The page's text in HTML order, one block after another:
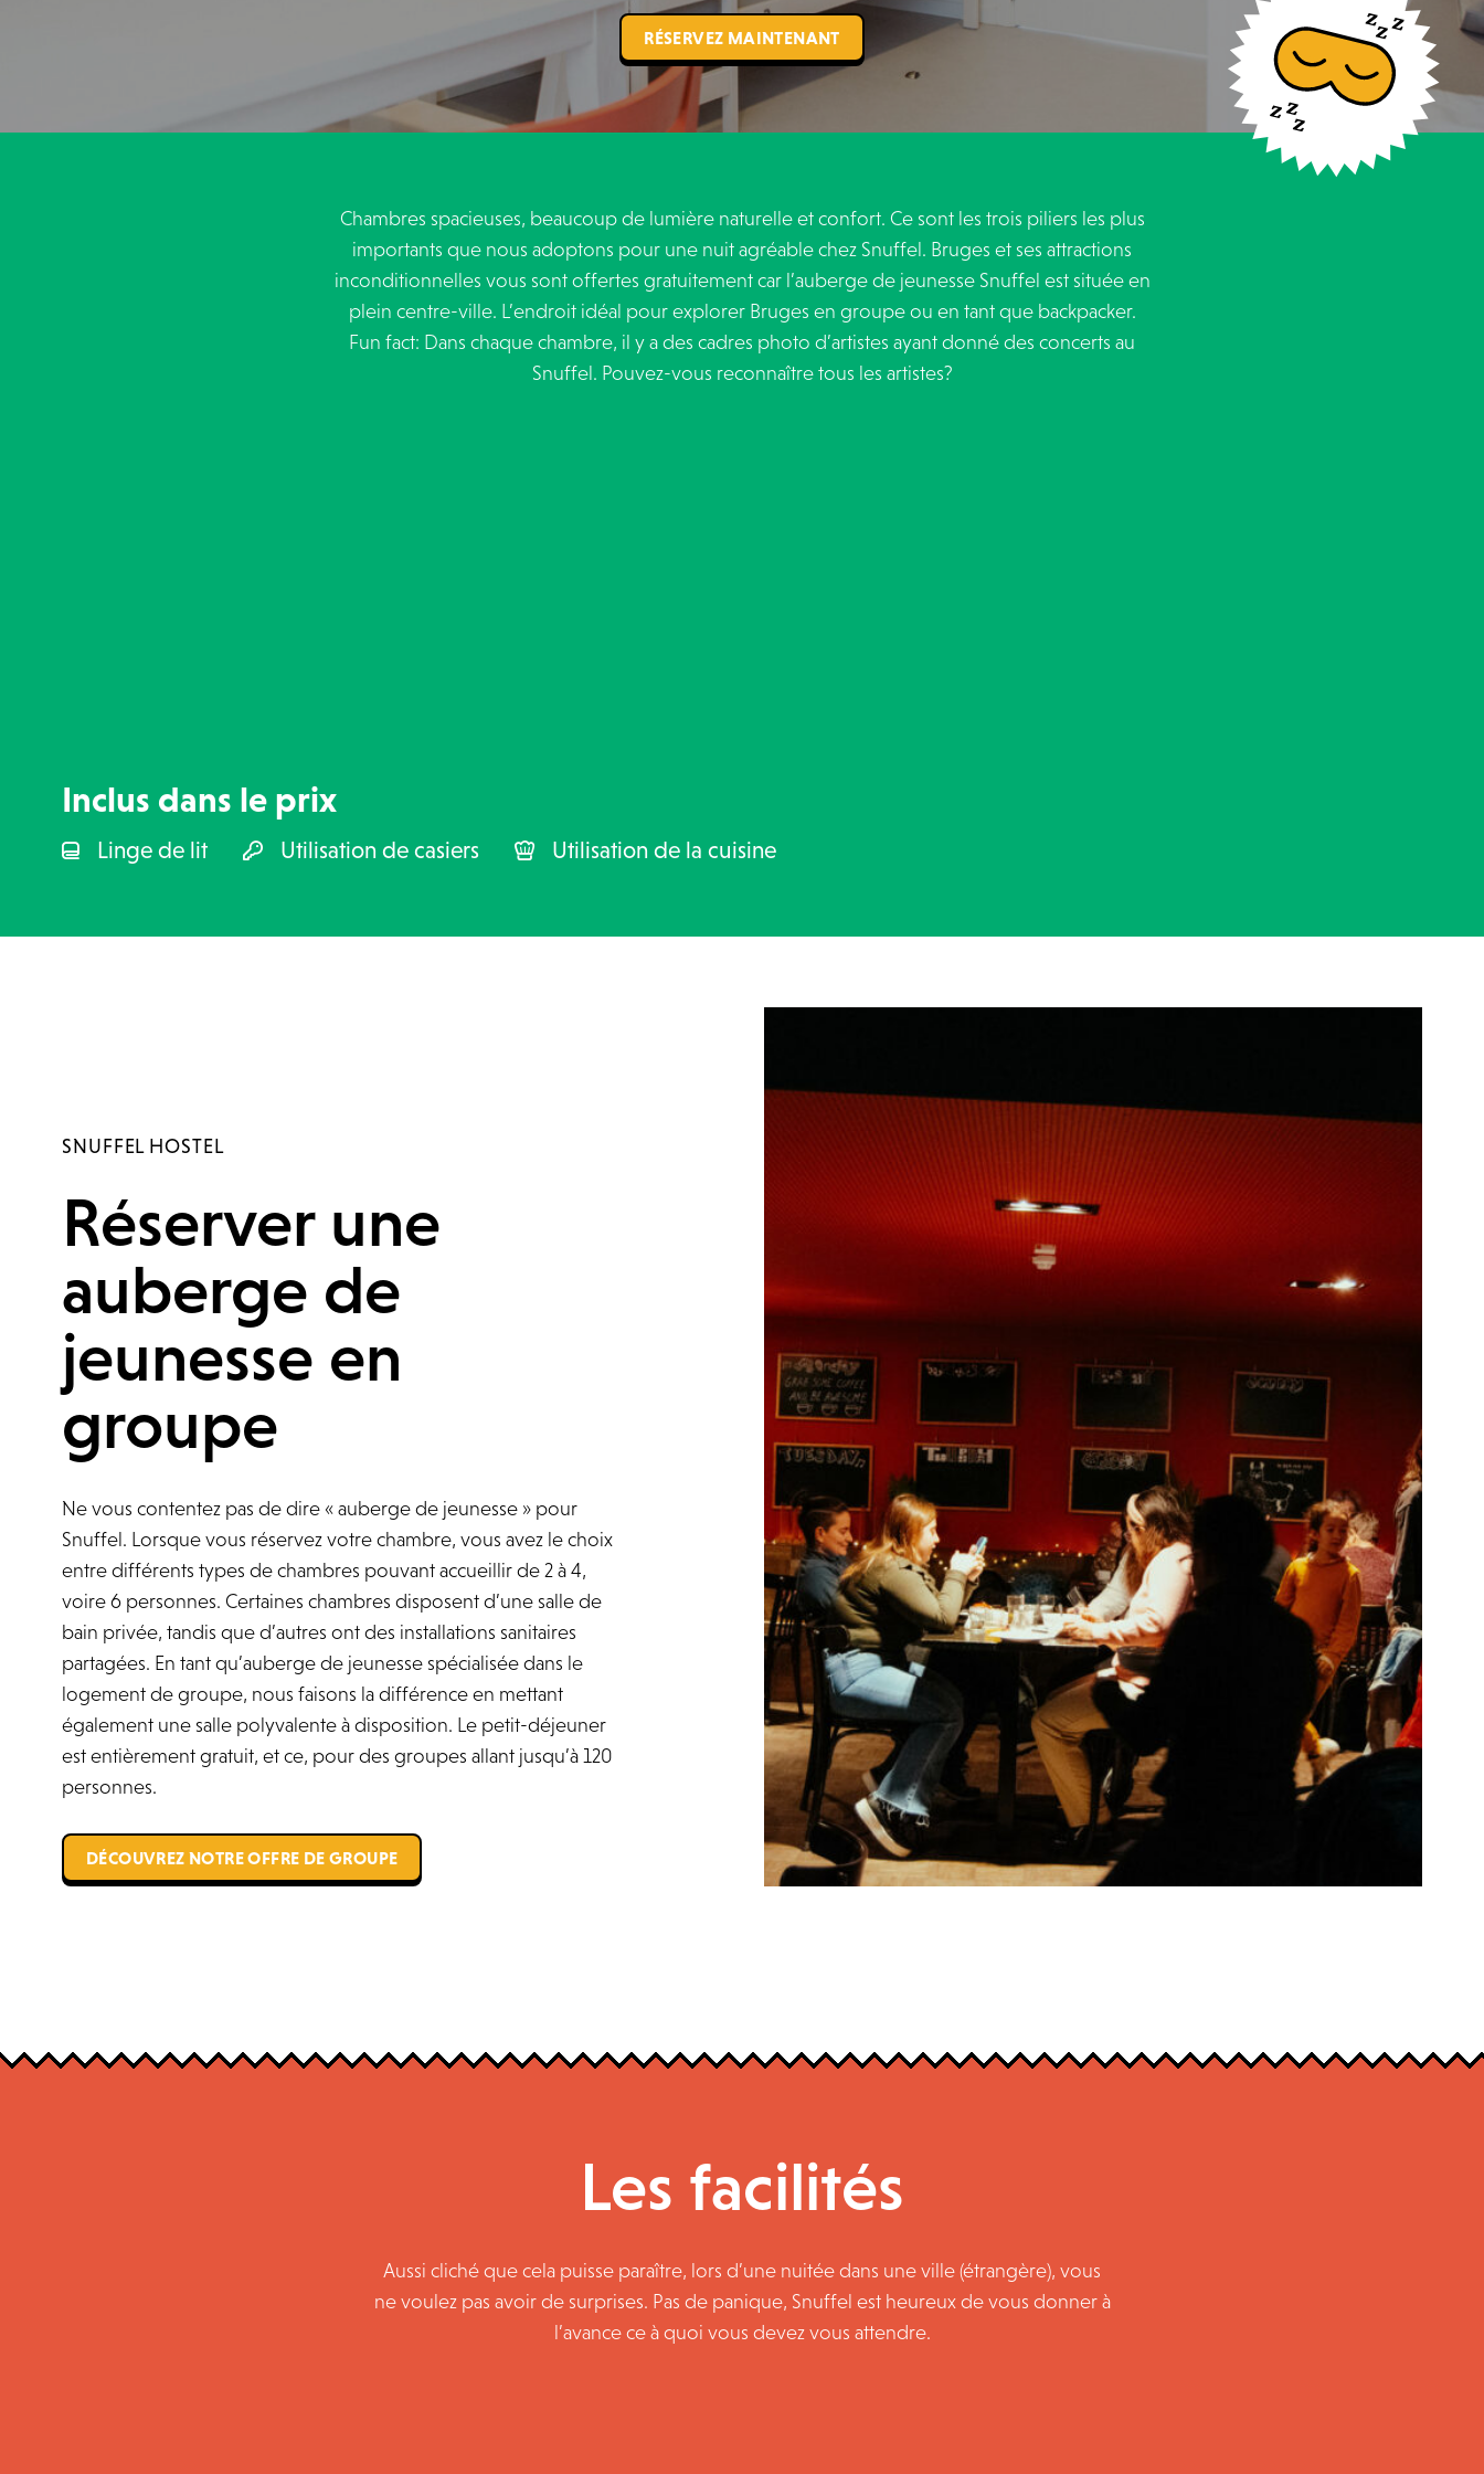
RÉSERVEZ MAINTENANT
Chambres spacieuses, beaucoup de lumière naturelle et confort. Ce sont les trois piliers les plus
importants que nous adoptons pour une nuit agréable chez Snuffel. Bruges et ses attractions
inconditionnelles vous sont offertes gratuitement car l’auberge de jeunesse Snuffel est située en
plein centre-ville. L’endroit idéal pour explorer Bruges en groupe ou en tant que backpacker.
Fun fact: Dans chaque chambre, il y a des cadres photo d’artistes ayant donné des concerts au
Snuffel. Pouvez-vous reconnaître tous les artistes?
Inclus dans le prix
Linge de lit Utilisation de casiers Utilisation de la cuisine
SNUFFEL HOSTEL
Réserver une
auberge de
jeunesse en
groupe
Ne vous contentez pas de dire « auberge de jeunesse » pour
Snuffel. Lorsque vous réservez votre chambre, vous avez le choix
entre différents types de chambres pouvant accueillir de 2 à 4,
voire 6 personnes. Certaines chambres disposent d’une salle de
bain privée, tandis que d’autres ont des installations sanitaires
partagées. En tant qu’auberge de jeunesse spécialisée dans le
logement de groupe, nous faisons la différence en mettant
également une salle polyvalente à disposition. Le petit-déjeuner
est entièrement gratuit, et ce, pour des groupes allant jusqu’à 120
personnes.
DÉCOUVREZ NOTRE OFFRE DE GROUPE
Les facilités
Aussi cliché que cela puisse paraître, lors d’une nuitée dans une ville (étrangère), vous
ne voulez pas avoir de surprises. Pas de panique, Snuffel est heureux de vous donner à
l’avance ce à quoi vous devez vous attendre.